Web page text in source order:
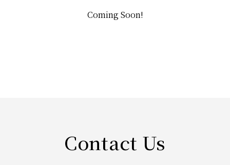
Coming Soon!
Contact Us